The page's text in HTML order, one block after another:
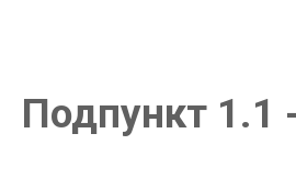
Подпункт 1.1